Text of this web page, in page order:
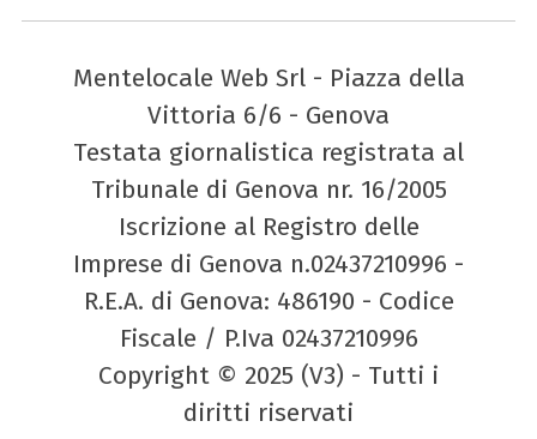
Mentelocale Web Srl - Piazza della
Vittoria 6/6 - Genova
Testata giornalistica registrata al
Tribunale di Genova nr. 16/2005
Iscrizione al Registro delle
Imprese di Genova n.02437210996 -
R.E.A. di Genova: 486190 - Codice
Fiscale / P.Iva 02437210996
Copyright © 2025 (V3) - Tutti i
diritti riservati